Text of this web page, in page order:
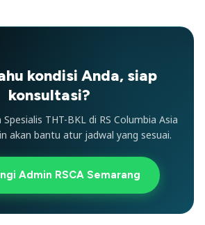
kondisi Anda, siap
konsultasi?
THT-BKL di RS Columbia Asia
akan bantu atur jadwal yang sesuai.
Admin RSCA Semarang